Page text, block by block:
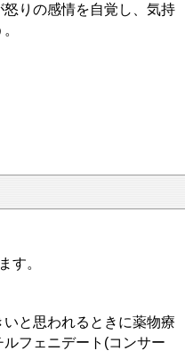
りの感情を自覚し、気持
す。
と思われるときに薬物療
フェニデート(コンサー